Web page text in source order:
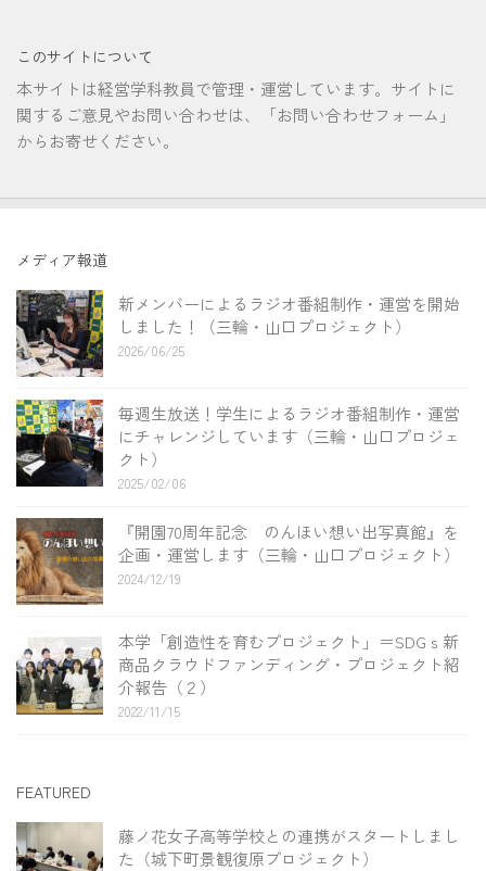
このサイトについて
本サイトは経営学科教員で管理・運営しています。サイトに
関するご意見やお問い合わせは、「お問い合わせフォーム」
からお寄せください。
メディア報道
新メンバーによるラジオ番組制作・運営を開始
しました！（三輪・山口プロジェクト）
2026/06/25
毎週生放送！学生によるラジオ番組制作・運営
にチャレンジしています（三輪・山口プロジェ
クト）
2025/02/06
『開園70周年記念 のんほい想い出写真館』を
企画・運営します（三輪・山口プロジェクト）
2024/12/19
本学「創造性を育むプロジェクト」＝SDGｓ新
商品クラウドファンディング・プロジェクト紹
介報告（２）
2022/11/15
FEATURED
藤ノ花女子高等学校との連携がスタートしまし
た（城下町景観復原プロジェクト）